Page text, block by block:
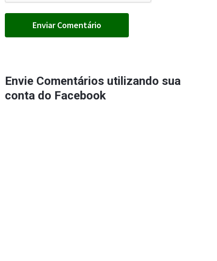
Envie Comentários utilizando sua
conta do Facebook